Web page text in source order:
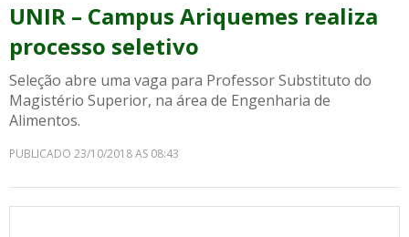
UNIR – Campus Ariquemes realiza
processo seletivo
Seleção abre uma vaga para Professor Substituto do
Magistério Superior, na área de Engenharia de
Alimentos.
PUBLICADO 23/10/2018 AS 08:43